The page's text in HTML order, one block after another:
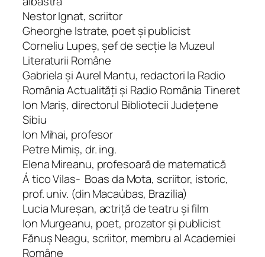
Nestor Ignat, scriitor
Gheorghe Istrate, poet şi publicist
Corneliu Lupeş, şef de secţie la Muzeul
Literaturii Române
Gabriela şi Aurel Mantu, redactori la Radio
România Actu­alităţi şi Radio România Tineret
Ion Mariş, directorul Bibliotecii Judeţene
Sibiu
Ion Mihai, profesor
Petre Mimiş, dr. ing.
Elena Mireanu, profesoară de matematică
Á tico Vilas- ⁠ Boas da Mota, scriitor, istoric,
prof. univ. (din Macaúbas, Brazilia)
Lucia Mureşan, actriţă de teatru şi film
Ion Murgeanu, poet, prozator şi publicist
Fănuş Neagu, scriitor, membru al Academiei
Române